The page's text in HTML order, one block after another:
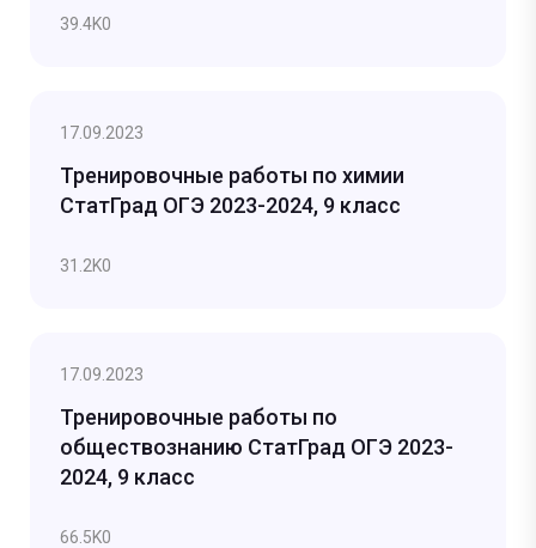
39.4K0
17.09.2023
Тренировочные работы по химии
СтатГрад ОГЭ 2023-2024, 9 класс
31.2K0
17.09.2023
Тренировочные работы по
обществознанию СтатГрад ОГЭ 2023-
2024, 9 класс
66.5K0